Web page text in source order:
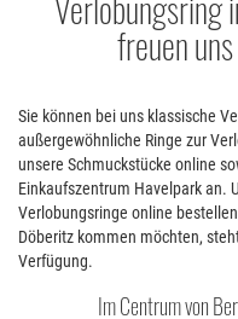
freuen
Sie können bei uns klassische
außergewöhnliche Ringe zur
unsere Schmuckstücke online
Einkaufszentrum Havelpark an.
Verlobungsringe online
Döberitz kommen möchten,
Verfügung.
Im Centrum von